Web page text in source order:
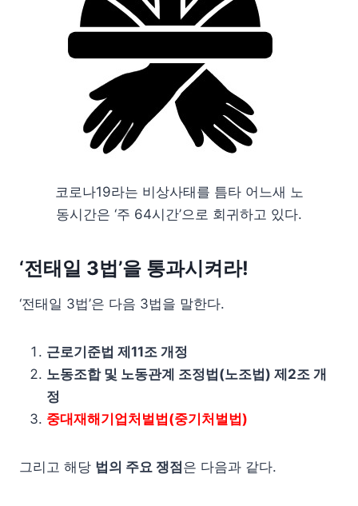
코로나19라는 비상사태를 틈타 어느새 노
동시간은 ‘주 64시간’으로 회귀하고 있다.
‘전태일 3법’을 통과시켜라!
‘전태일 3법’은 다음 3법을 말한다.
근로기준법 제11조 개정
노동조합 및 노동관계 조정법(노조법) 제2조 개
정
중대재해기업처벌법(중기처벌법)
그리고 해당 법의 주요 쟁점 은 다음과 같다.